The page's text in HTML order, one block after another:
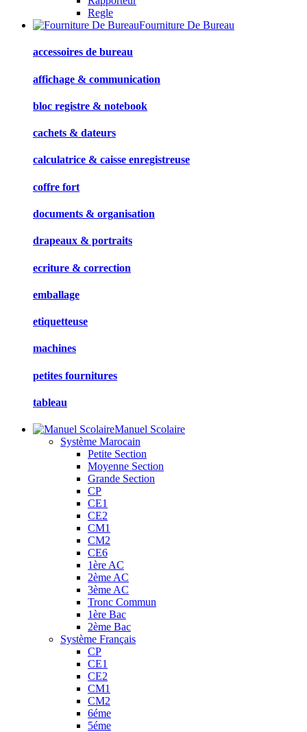
Regle
Fourniture De Bureau
accessoires de bureau
affichage & communication
bloc registre & notebook
cachets & dateurs
calculatrice & caisse enregistreuse
coffre fort
documents & organisation
drapeaux & portraits
ecriture & correction
emballage
etiquetteuse
machines
petites fournitures
tableau
Manuel Scolaire
Système Marocain
Petite Section
Moyenne Section
Grande Section
CP
CE1
CE2
CM1
CM2
CE6
1ère AC
2ème AC
3ème AC
Tronc Commun
1ère Bac
2ème Bac
Système Français
CP
CE1
CE2
CM1
CM2
6éme
5éme